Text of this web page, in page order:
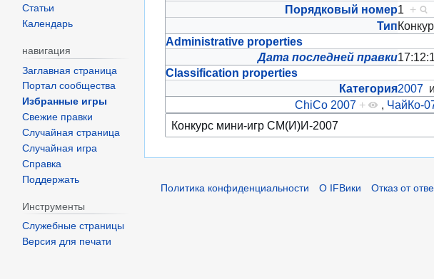
Порядковый номер1 +
Тип
Administrative properties
Дата последней правки
Classification properties
Категория2007 и
ChiCo 2007 + , ЧайКо-
Статьи
Календарь
навигация
Заглавная страница
Портал сообщества
Избранные игры
Свежие правки
Случайная страница
Случайная игра
Справка
Поддержать
Инструменты
Служебные страницы
Версия для печати
Политика конфиденциальности О IFВики Отказ от